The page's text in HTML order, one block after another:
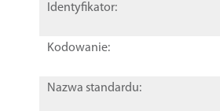
Identyfikator:
Kodowanie:
Nazwa standardu: